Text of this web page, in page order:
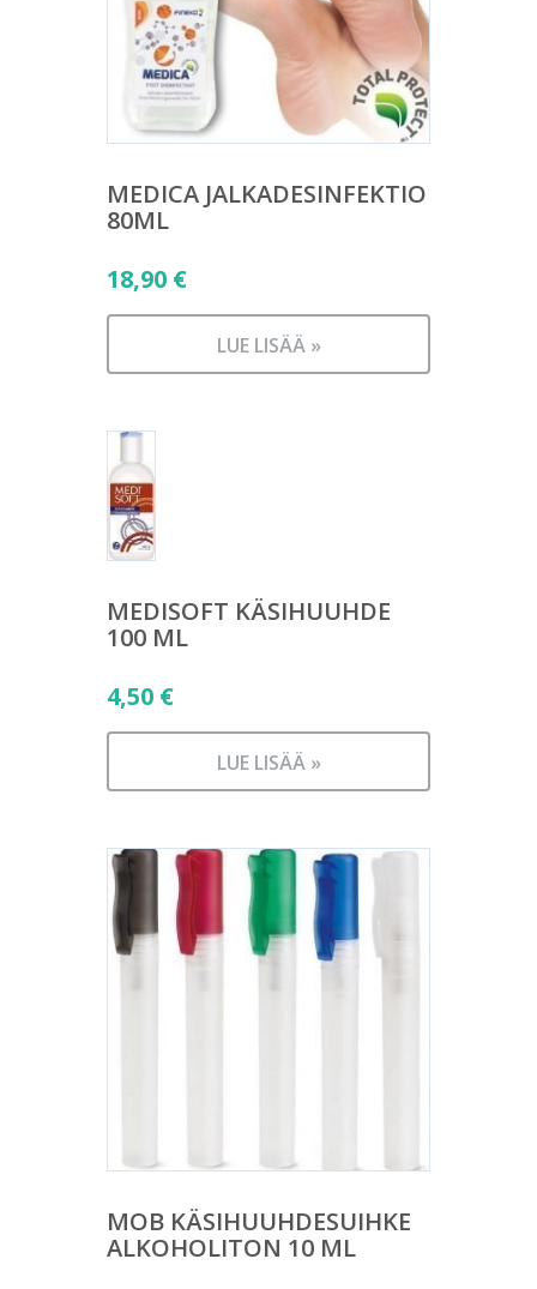
MEDICA JALKADESINFEKTIO
80ML
18,90 €
LUE LISÄÄ »
MEDISOFT KÄSIHUUHDE
100 ML
4,50 €
LUE LISÄÄ »
MOB KÄSIHUUHDESUIHKE
ALKOHOLITON 10 ML